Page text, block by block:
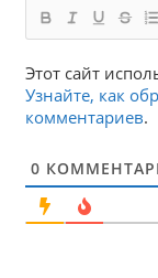
Этот сайт
Узнайте, как
комментариев.
0